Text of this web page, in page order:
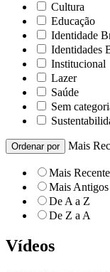
Cultura
Educação
Identidade
Identidades
Institucional
Lazer
Saúde
Sem
Ordenar por Mais
Mais
Mais Antigos
De A a Z
De Z a A
Vídeos